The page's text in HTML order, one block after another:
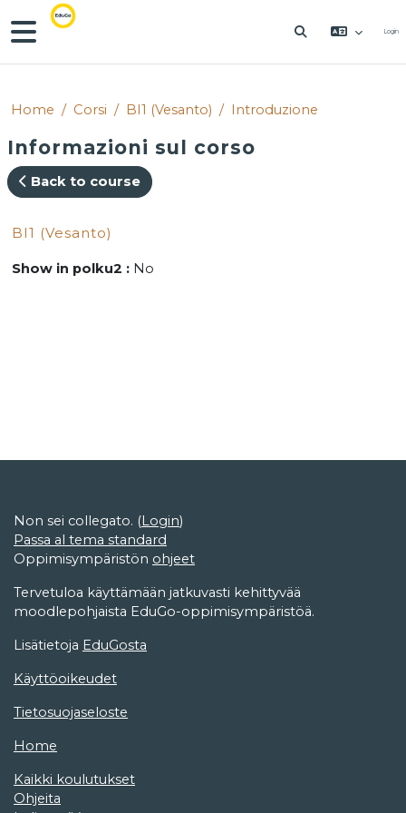
Vai al contenuto principale
Pannello laterale
ATTIVA/ Login
Home Corsi BI1 (Vesanto) Introduzione
Informazioni sul corso
Back to course
BI1 (Vesanto)
Show in polku2 : No
Non sei collegato. (Login)
Passa al tema standard
Oppimisympäristön ohjeet
Tervetuloa käyttämään jatkuvasti kehittyvää
moodlepohjaista EduGo-oppimisympäristöä.
Lisätietoja EduGosta
Käyttöoikeudet
Tietosuojaseloste
Home
Kaikki koulutukset
Ohjeita